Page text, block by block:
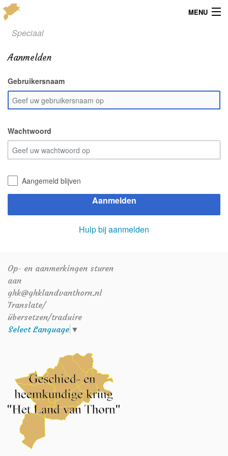
MENU
Menu
Publicaties
Dialect
Locaties
Kaarten
Overig
Verenigingsinfo
Speciaal
Aanmelden
Gebruikersnaam
Wachtwoord
Aangemeld blijven
Aanmelden
Hulp bij aanmelden
Op- en aanmerkingen sturen
aan
ghk@ghklandvanthorn.nl
Translate/
übersetzen/traduire
Select Language ▼